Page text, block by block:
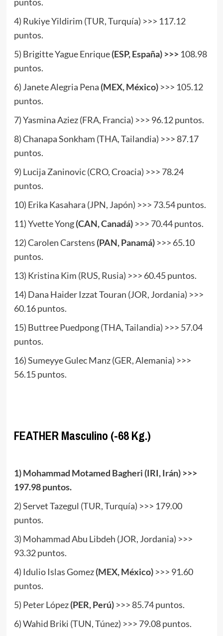
4) Rukiye Yildirim (TUR, Turquía) >>> 117.12
puntos.
5) Brigitte Yague Enrique(ESP, España) >>> 108.98
puntos.
6) Janete Alegria Pena (MEX, México)>>> 105.12
puntos.
7) Yasmina Aziez (FRA, Francia) >>> 96.12 puntos.
8) Chanapa Sonkham (THA, Tailandia) >>> 87.17
puntos.
9) Lucija Zaninovic (CRO, Croacia) >>> 78.24
puntos.
10) Erika Kasahara (JPN, Japón) >>> 73.54 puntos.
11) Yvette Yong(CAN, Canadá)>>> 70.44 puntos.
12) Carolen Carstens (PAN, Panamá) >>> 65.10
puntos.
13) Kristina Kim (RUS, Rusia) >>> 60.45 puntos.
14) Dana Haider Izzat Touran (JOR, Jordania) >>>
60.16 puntos.
15) Buttree Puedpong (THA, Tailandia) >>> 57.04
puntos.
16) Sumeyye Gulec Manz (GER, Alemania) >>>
56.15 puntos.
FEATHERMasculino (-68 Kg.)
1) Mohammad Motamed Bagheri (IRI, Irán) >>>
197.98 puntos.
2) Servet Tazegul (TUR, Turquía) >>> 179.00
puntos.
3) Mohammad Abu Libdeh (JOR, Jordania) >>>
93.32 puntos.
4) Idulio Islas Gomez(MEX, México)>>> 91.60
puntos.
5) Peter López(PER, Perú)>>> 85.74 puntos.
6) Wahid Briki (TUN, Túnez) >>> 79.08 puntos.